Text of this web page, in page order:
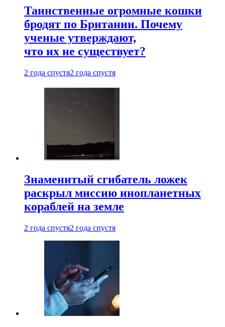
Таинственные огромные кошки
бродят по Британии. Почему
ученые утверждают,
что их не существует?
2 года спустя2 года спустя
Знаменитый сгибатель ложек
раскрыл миссию инопланетных
кораблей на земле
2 года спустя2 года спустя